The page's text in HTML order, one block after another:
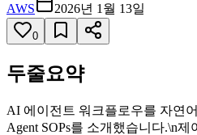
AWS 2026년 1월 13일
0
두줄요약
AI 에이전트 워크플로우를 자연
Agent SOPs를 소개했습니다.\n